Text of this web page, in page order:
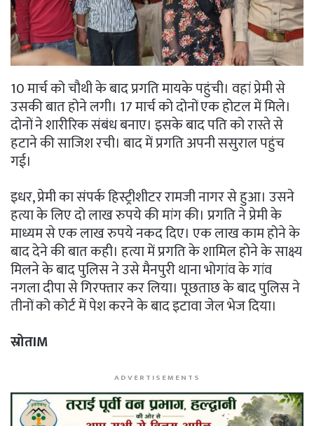
10 मार्च को चौथी के बाद प्रगति मायके पहुंची। वहां प्रेमी से
उसकी बात होने लगी। 17 मार्च को दोनों एक होटल में मिले।
दोनों ने शारीरिक संबंध बनाए। इसके बाद पति को रास्ते से
हटाने की साजिश रची। बाद में प्रगति अपनी ससुराल पहुंच
गई।
इधर, प्रेमी का संपर्क हिस्ट्रीशीटर रामजी नागर से हुआ। उसने
हत्या के लिए दो लाख रुपये की मांग की। प्रगति ने प्रेमी के
माध्यम से एक लाख रुपये नकद दिए। एक लाख काम होने के
बाद देने की बात कही। हत्या में प्रगति के शामिल होने के साक्ष्य
मिलने के बाद पुलिस ने उसे मैनपुरी थाना भोगांव के गांव
नगला दीपा से गिरफ्तार कर लिया। पूछताछ के बाद पुलिस ने
तीनों को कोर्ट में पेश करने के बाद इटावा जेल भेज दिया।
स्रोतIM
ADVERTISEMENTS